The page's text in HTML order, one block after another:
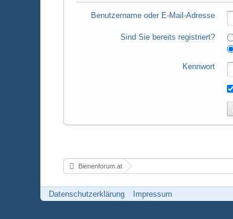
Benutzername oder E-Mail-Adresse
Sind Sie bereits registriert?
Kennwort
Bienenforum.at
Datenschutzerklärung Impressum